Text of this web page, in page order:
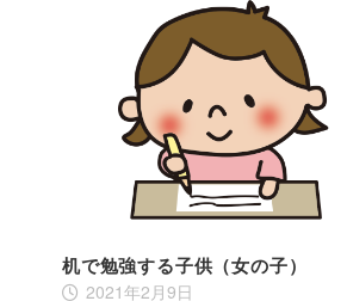
机で勉強する子供（女の子）
2021年2月9日